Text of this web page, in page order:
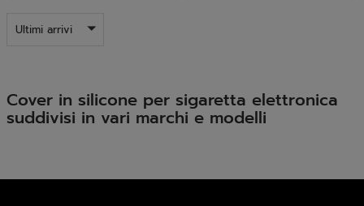
Ultimi arrivi
Cover in silicone per sigaretta elettronica
suddivisi in vari marchi e modelli